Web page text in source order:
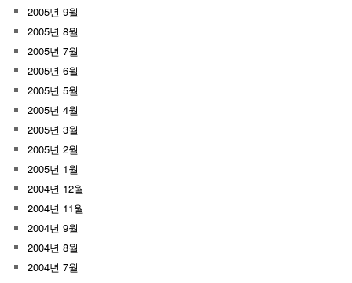
2005년 9월
2005년 8월
2005년 7월
2005년 6월
2005년 5월
2005년 4월
2005년 3월
2005년 2월
2005년 1월
2004년 12월
2004년 11월
2004년 9월
2004년 8월
2004년 7월